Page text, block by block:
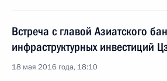
Встреча с главой Азиатского
инфраструктурных инвестиций
18 мая 2016 года, 18:10